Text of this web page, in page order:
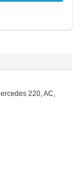
220, AC,